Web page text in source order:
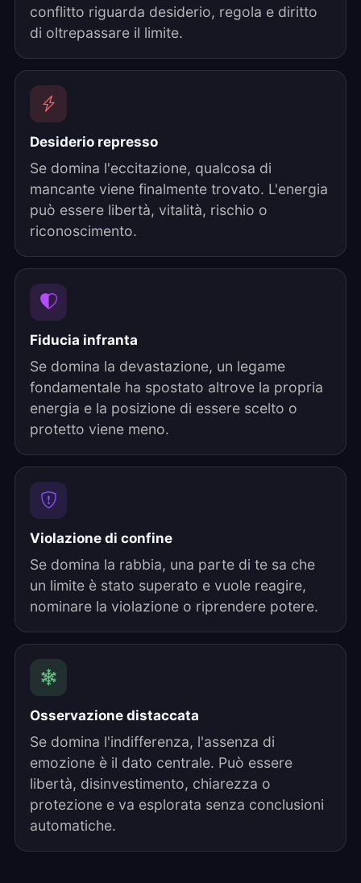
conflitto riguarda desiderio, regola e diritto
di oltrepassare il limite.
Desiderio represso
Se domina l'eccitazione, qualcosa di
mancante viene finalmente trovato. L'energia
può essere libertà, vitalità, rischio o
riconoscimento.
Fiducia infranta
Se domina la devastazione, un legame
fondamentale ha spostato altrove la propria
energia e la posizione di essere scelto o
protetto viene meno.
Violazione di confine
Se domina la rabbia, una parte di te sa che
un limite è stato superato e vuole reagire,
nominare la violazione o riprendere potere.
Osservazione distaccata
Se domina l'indifferenza, l'assenza di
emozione è il dato centrale. Può essere
libertà, disinvestimento, chiarezza o
protezione e va esplorata senza conclusioni
automatiche.